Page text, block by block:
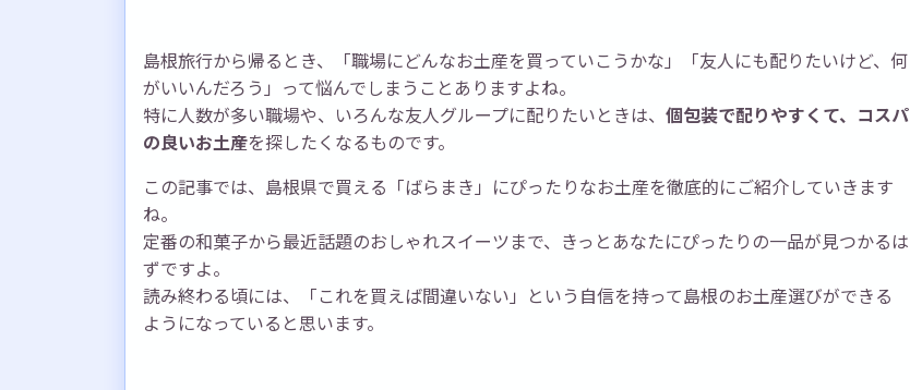
島根旅行から帰るとき、「職場にどんなお土産を買っていこうかな」「友人にも配りたいけど、何
がいいんだろう」って悩んでしまうことありますよね。
特に人数が多い職場や、いろんな友人グループに配りたいときは、 個包装で配りやすくて、コスパ
の良いお土産を探したくなるものです。
この記事では、島根県で買える「ばらまき」にぴったりなお土産を徹底的にご紹介していきます
ね。
定番の和菓子から最近話題のおしゃれスイーツまで、きっとあなたにぴったりの一品が見つかるは
ずですよ。
読み終わる頃には、「これを買えば間違いない」という自信を持って島根のお土産選びができる
ようになっていると思います。